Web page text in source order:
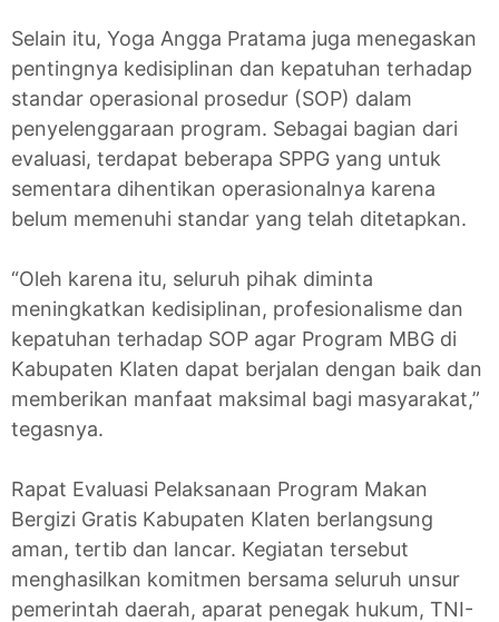
Selain itu, Yoga Angga Pratama juga menegaskan
pentingnya kedisiplinan dan kepatuhan terhadap
standar operasional prosedur (SOP) dalam
penyelenggaraan program. Sebagai bagian dari
evaluasi, terdapat beberapa SPPG yang untuk
sementara dihentikan operasionalnya karena
belum memenuhi standar yang telah ditetapkan.
“Oleh karena itu, seluruh pihak diminta
meningkatkan kedisiplinan, profesionalisme dan
kepatuhan terhadap SOP agar Program MBG di
Kabupaten Klaten dapat berjalan dengan baik dan
memberikan manfaat maksimal bagi masyarakat,”
tegasnya.
Rapat Evaluasi Pelaksanaan Program Makan
Bergizi Gratis Kabupaten Klaten berlangsung
aman, tertib dan lancar. Kegiatan tersebut
menghasilkan komitmen bersama seluruh unsur
pemerintah daerah, aparat penegak hukum, TNI-